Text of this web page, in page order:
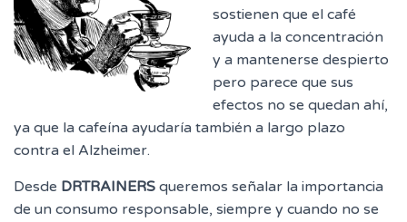
sostienen que el café
ayuda a la concentración
y a mantenerse despierto
pero parece que sus
efectos no se quedan ahí,
ya que la cafeína ayudaría también a largo plazo
contra el Alzheimer.
Desde DRTRAINERS queremos señalar la importancia
de un consumo responsable, siempre y cuando no se